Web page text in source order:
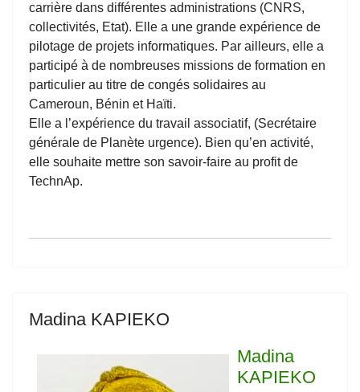
carrière dans différentes administrations (CNRS,
collectivités, Etat). Elle a une grande expérience de
pilotage de projets informatiques. Par ailleurs, elle a
participé à de nombreuses missions de formation en
particulier au titre de congés solidaires au
Cameroun, Bénin et Haïti.
Elle a l’expérience du travail associatif, (Secrétaire
générale de Planète urgence). Bien qu’en activité,
elle souhaite mettre son savoir-faire au profit de
TechnAp.
Madina KAPIEKO
Madina
KAPIEKO